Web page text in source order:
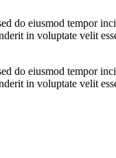
do eiusmod tempor
in voluptate velit
do eiusmod tempor
in voluptate velit